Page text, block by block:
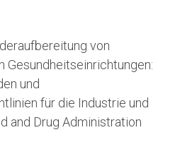
von
Gesundheitseinrichtungen:
und
für die Industrie und
and Drug Administration